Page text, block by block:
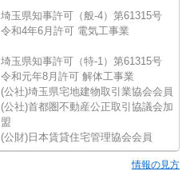
埼玉県知事許可（般-4）第61315号
令和4年6月許可 電気工事業
埼玉県知事許可（特-1）第61315号
令和元年8月許可 解体工事業
(公社)埼玉県宅地建物取引業協会会員
(公社)首都圏不動産公正取引協議会加
盟
(公財)日本賃貸住宅管理協会会員
情報の見方